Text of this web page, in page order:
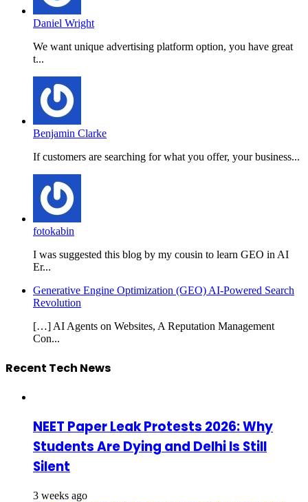
Daniel Wright
We want unique advertising platform option, you have great
t...
Benjamin Clarke
If customers are searching for what you offer, your business...
fotokabin
I was suggested this blog by my cousin to learn GEO in AI
Er...
Generative Engine Optimization (GEO) AI-Powered Search
Revolution
[…] AI Agents on Websites, A Reputation Management
Con...
Recent Tech News
NEET Paper Leak Protests 2026: Why
Students Are Dying and Delhi Is Still
Silent
3 weeks ago